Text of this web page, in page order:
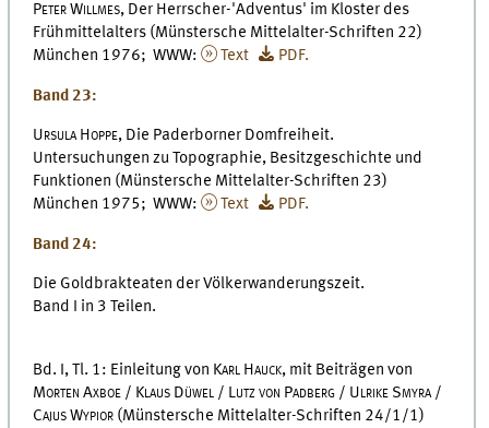
Peter Willmes, Der Herrscher-'Adventus' im Kloster des
Frühmittelalters (Münstersche Mittelalter-Schriften 22)
München 1976; WWW:
Text PDF.
Band 23:
Ursula Hoppe, Die Paderborner Domfreiheit.
Untersuchungen zu Topographie, Besitzgeschichte und
Funktionen (Münstersche Mittelalter-Schriften 23)
München 1975; WWW:
Text PDF.
Band 24:
Die Goldbrakteaten der Völkerwanderungszeit.
Band I in 3 Teilen.
Bd. I, Tl. 1: Einleitung von Karl Hauck, mit Beiträgen von
Morten Axboe / Klaus Düwel / Lutz von Padberg / Ulrike Smyra /
Cajus Wypior (Münstersche Mittelalter-Schriften 24/1/1)